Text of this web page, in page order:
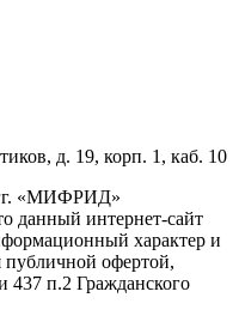
д. 19, корп. 1, каб. 10
«МИФРИД»
данный интернет-сайт
характер и
публичной офертой,
437 п.2 Гражданского